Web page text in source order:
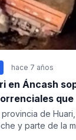
hace 7 años
en Áncash
provincia de
y parte de la